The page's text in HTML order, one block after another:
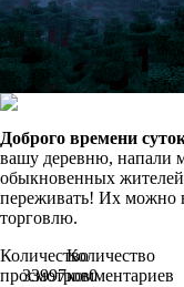
Доброго времени
вашу деревню, напали
обыкновенных
переживать! Их можно
торговлю.
Количество
просмотров
33997
Количество
комментариев
0